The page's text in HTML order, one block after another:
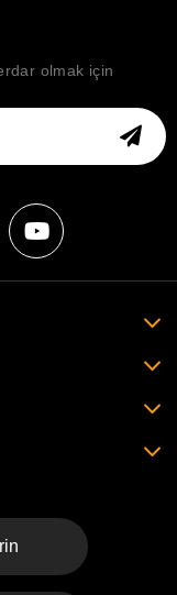
olmak için